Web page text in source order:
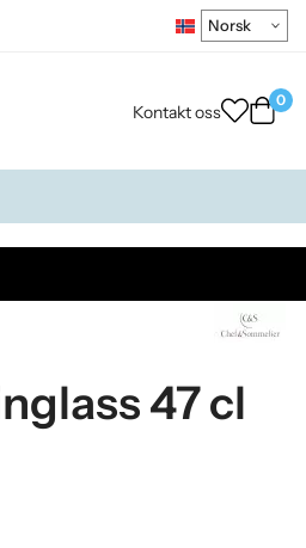
Kontakt oss
0
47 cl